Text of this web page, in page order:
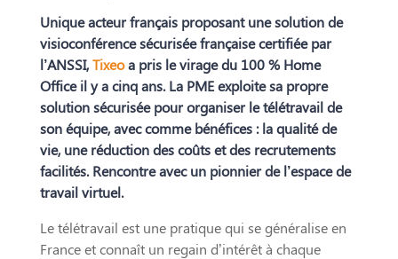
Unique acteur français proposant une solution de
visioconférence sécurisée française certifiée par
l’ANSSI,Tixeoa pris le virage du 100 % Home
Office il y a cinq ans. La PME exploite sa propre
solution sécurisée pour organiser le télétravail de
son équipe, avec comme bénéfices : la qualité de
vie, une réduction des coûts et des recrutements
facilités. Rencontre avec un pionnier de l’espace de
travail virtuel.
Le télétravail est une pratique qui se généralise en
France et connaît un regain d’intérêt à chaque